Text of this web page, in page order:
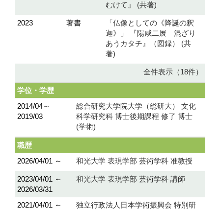
むけて』 (共著)
2023 著書
「仏像としての《降誕の釈
迦》」 『陽咸二展 混ざり
あうカタチ』（図録） (共
著)
全件表示（18件）
学位・学歴
2014/04～
2019/03
総合研究大学院大学（総研大） 文化
科学研究科 博士後期課程 修了 博士
(学術)
職歴
2026/04/01 ～
和光大学 表現学部 芸術学科 准教授
2023/04/01 ～
2026/03/31
和光大学 表現学部 芸術学科 講師
2021/04/01 ～
独立行政法人日本学術振興会 特別研